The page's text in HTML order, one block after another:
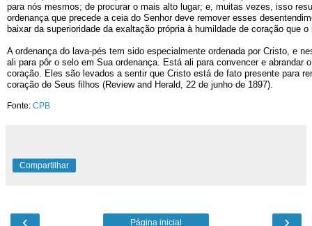
para nós mesmos; de procurar o mais alto lugar; e, muitas vezes, isso
ordenança que precede a ceia do Senhor deve remover esses
baixar da superioridade da exaltação própria à humildade de coração que
A ordenança do lava-pés tem sido especialmente ordenada por Cristo, e
ali para pôr o selo em Sua ordenança. Está ali para convencer e abrandar
coração. Eles são levados a sentir que Cristo está de fato presente para
coração de Seus filhos (Review and Herald, 22 de junho de 1897).
Fonte: CPB
Compartilhar
‹ ›
Página inicial